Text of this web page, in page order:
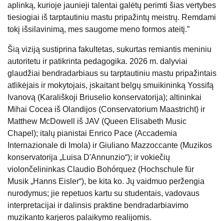
aplinką, kurioje jaunieji talentai galėtų perimti šias vertybes
tiesiogiai iš tarptautiniu mastu pripažintų meistrų. Remdami
tokį išsilavinimą, mes saugome meno formos ateitį.”
Šią viziją sustiprina fakultetas, sukurtas remiantis meniniu
autoritetu ir patikrinta pedagogika. 2026 m. dalyviai
glaudžiai bendradarbiaus su tarptautiniu mastu pripažintais
atlikėjais ir mokytojais, įskaitant belgų smuikininką Yossifą
Ivanovą (Karališkoji Briuselio konservatorija); altininkai
Mihai Cocea iš Olandijos (Conservatorium Maastricht) ir
Matthew McDowell iš JAV (Queen Elisabeth Music
Chapel); italų pianistai Enrico Pace (Accademia
Internazionale di Imola) ir Giuliano Mazzoccante (Muzikos
konservatorija „Luisa D'Annunzio“); ir vokiečių
violončelininkas Claudio Bohórquez (Hochschule für
Musik „Hanns Eisler“), be kita ko. Jų vaidmuo peržengia
nurodymus; jie repetuos kartu su studentais, vadovaus
interpretacijai ir dalinsis praktine bendradarbiavimo
muzikanto karjeros palaikymo realijomis.